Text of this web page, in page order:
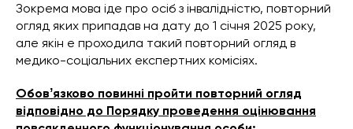
Зокрема мова іде про осіб з інвалідністю, повторний
огляд яких припадав на дату до 1 січня 2025 року,
але якін е проходила такий повторний огляд в
медико-соціальних експертних комісіях.
Обовʼязково повинні пройти повторний огляд
відповідно до Порядку проведення оцінювання